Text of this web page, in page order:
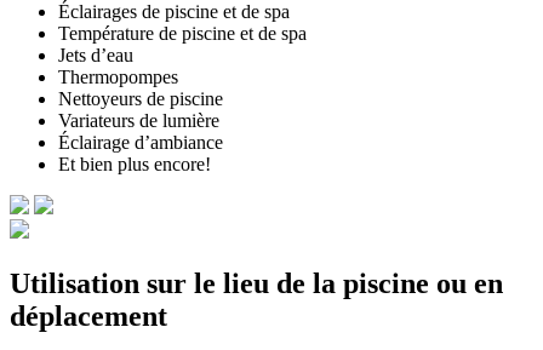
Éclairages de piscine et de spa
Température de piscine et de spa
Jets d’eau
Thermopompes
Nettoyeurs de piscine
Variateurs de lumière
Éclairage d’ambiance
Et bien plus encore!
Utilisation sur le lieu de la piscine ou en
déplacement